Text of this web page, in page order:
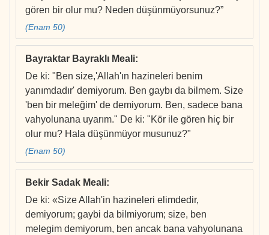
gören bir olur mu? Neden düşünmüyorsunuz?”
(Enam 50)
Bayraktar Bayraklı Meali:
De ki: "Ben size,'Allah'ın hazineleri benim
yanımdadır' demiyorum. Ben gaybı da bilmem. Size
'ben bir meleğim' de demiyorum. Ben, sadece bana
vahyolunana uyarım." De ki: "Kör ile gören hiç bir
olur mu? Hala düşünmüyor musunuz?"
(Enam 50)
Bekir Sadak Meali:
De ki: «Size Allah'in hazineleri elimdedir,
demiyorum; gaybi da bilmiyorum; size, ben
melegim demiyorum, ben ancak bana vahyolunana